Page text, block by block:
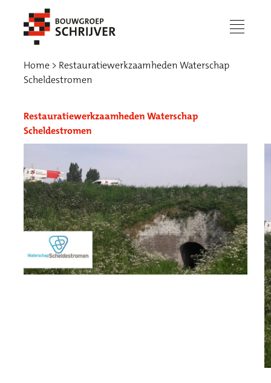
menu
Werken bij
Home
Restauratiewerkzaamheden Waterschap
Scheldestromen
Restauratiewerkzaamheden Waterschap
Scheldestromen